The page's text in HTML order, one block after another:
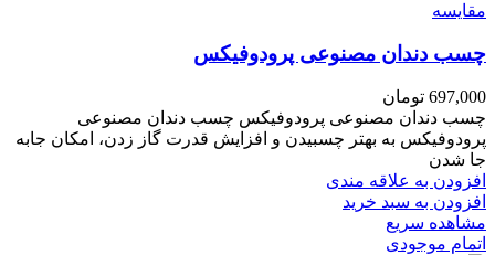
مقایسه
چسب دندان مصنوعی پرودوفیکس
697,000 تومان
چسب دندان مصنوعی پرودوفیکس چسب دندان مصنوعی
پرودوفیکس به بهتر چسبیدن و افزایش قدرت گاز زدن، امکان جابه
جا شدن
افزودن به علاقه مندی
افزودن به سبد خرید
مشاهده سریع
اتمام موجودی